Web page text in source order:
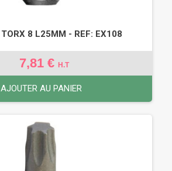
8 L25MM - REF: EX108
7,81 € H.T
AJOUTER AU PANIER